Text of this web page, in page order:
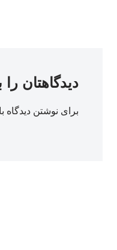
دیدگاهتان را
برای نوشتن دیدگاه